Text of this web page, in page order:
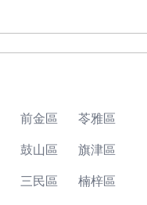
前金區 苓雅區
鼓山區 旗津區
三民區 楠梓區